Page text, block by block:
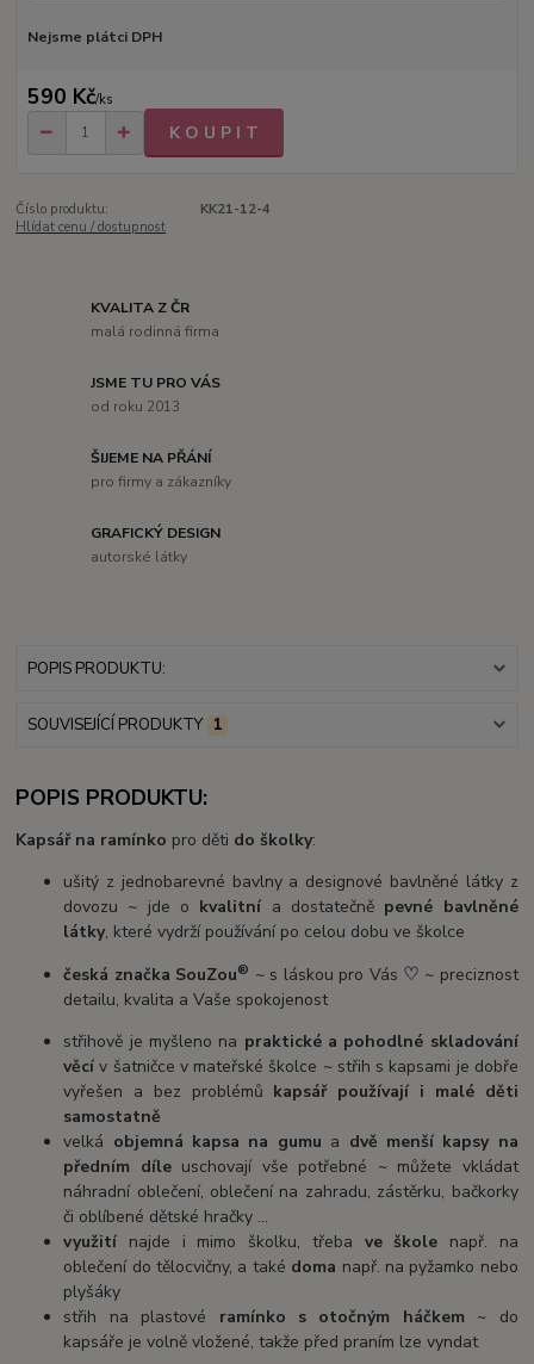
Nejsme plátci DPH
590 Kč/ks
K O U P I T
Číslo produktu:
KK21-12-4
Hlídat cenu / dostupnost
KVALITA Z ČR
malá rodinná firma
JSME TU PRO VÁS
od roku 2013
ŠIJEME NA PŘÁNÍ
pro firmy a zákazníky
GRAFICKÝ DESIGN
autorské látky
POPIS PRODUKTU:
SOUVISEJÍCÍ PRODUKTY 1
POPIS PRODUKTU:
Kapsář na ramínko pro děti do školky:
ušitý z jednobarevné bavlny a designové bavlněné látky z
dovozu ~ jde o kvalitní a dostatečně pevné bavlněné
látky, které vydrží používání po celou dobu ve školce
česká značka SouZou® ~ s láskou pro Vás ♡ ~ preciznost
detailu, kvalita a Vaše spokojenost
střihově je myšleno na praktické a pohodlné skladování
věcív šatničce v mateřské školce ~ střih s kapsami je dobře
vyřešen a bez problémů kapsář používají i malé děti
samostatně
velká objemná kapsa na gumu a dvě menší kapsy na
předním díle uschovají vše potřebné ~ můžete vkládat
náhradní oblečení, oblečení na zahradu, zástěrku, bačkorky
či oblíbené dětské hračky ...
využití najde i mimo školku, třeba ve škole např. na
oblečení do tělocvičny, a také doma např. na pyžamko nebo
plyšáky
střih na plastové ramínko s otočným háčkem ~ do
kapsáře je volně vložené, takže před praním lze vyndat